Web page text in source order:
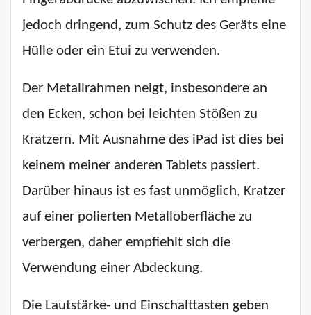
jedoch dringend, zum Schutz des Geräts eine
Hülle oder ein Etui zu verwenden.
Der Metallrahmen neigt, insbesondere an
den Ecken, schon bei leichten Stößen zu
Kratzern. Mit Ausnahme des iPad ist dies bei
keinem meiner anderen Tablets passiert.
Darüber hinaus ist es fast unmöglich, Kratzer
auf einer polierten Metalloberfläche zu
verbergen, daher empfiehlt sich die
Verwendung einer Abdeckung.
Die Lautstärke- und Einschalttasten geben